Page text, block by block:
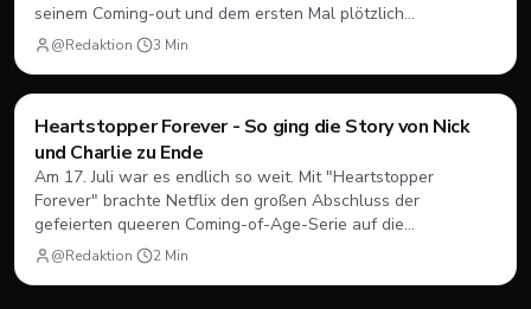
seinem Coming-out und dem ersten Mal plötzlich
herausfinden muss, wie Dating, Freundschaft und Familie
unter neuen Vorzeichen funktionieren.
@Redaktion· 3 Min
Filme & Serien
Heartstopper Forever - So ging die Story von Nick
und Charlie zu Ende
Am 17. Juli war es endlich so weit. Mit "Heartstopper
Forever" brachte Netflix den großen Abschluss der
gefeierten queeren Coming-of-Age-Serie auf die
Bildschirme. Statt einer vierten Staffel gab es diesmal einen
abendfüllenden Spielfilm. Wir blicken zurück, wie sich Nick
@Redaktion· 2 Min